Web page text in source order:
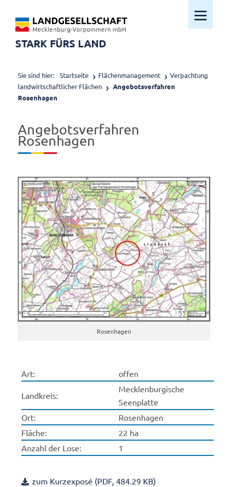
STARK FÜRS LAND
Mobiles
Sie sind hier: Startseite Flächenmanagement
Verpachtung
landwirtschaftlicher Flächen
Angebotsverfahren
Rosenhagen
Angebotsverfahren
Rosenhagen
Rosenhagen
Art: offen
Landkreis:
Mecklenburgische
Seenplatte
Ort:
Rosenhagen
Fläche:
22 ha
Anzahl der Lose:
1
zum Kurzexposé (PDF, 484.29 KB)